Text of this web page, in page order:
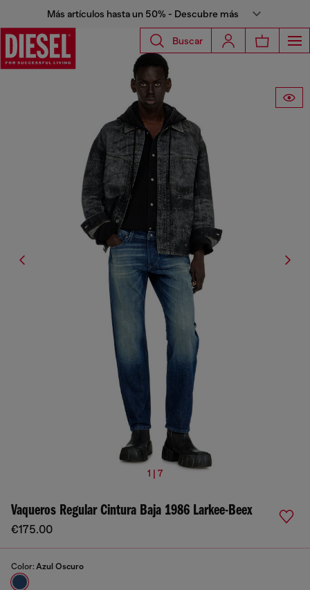
Más artículos hasta un 50% - Descubre más
Buscar
1 | 7
Vaqueros Regular Cintura Baja 1986 Larkee-Beex
€175.00
Color: Azul Oscuro